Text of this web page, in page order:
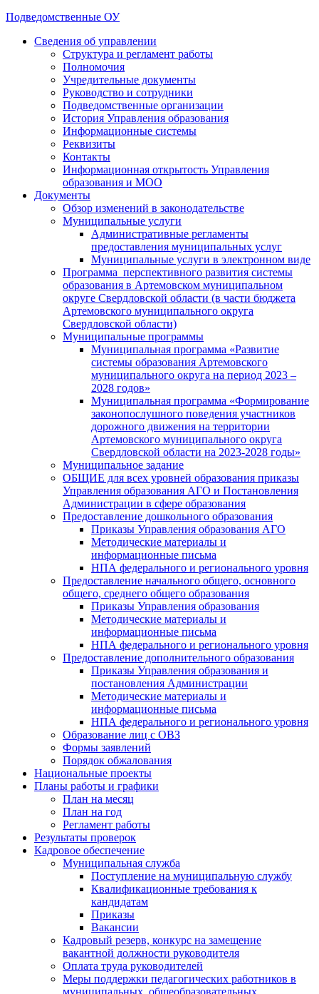
Подведомственные ОУ
Сведения об управлении
Структура и регламент работы
Полномочия
Учредительные документы
Руководство и сотрудники
Подведомственные организации
История Управления образования
Информационные системы
Реквизиты
Контакты
Информационная открытость Управления
образования и МОО
Документы
Обзор изменений в законодательстве
Муниципальные услуги
Административные регламенты
предоставления муниципальных услуг
Муниципальные услуги в электронном виде
Программа перспективного развития системы
образования в Артемовском муниципальном
округе Свердловской области (в части бюджета
Артемовского муниципального округа
Свердловской области)
Муниципальные программы
Муниципальная программа «Развитие
системы образования Артемовского
муниципального округа на период 2023 –
2028 годов»
Муниципальная программа «Формирование
законопослушного поведения участников
дорожного движения на территории
Артемовского муниципального округа
Свердловской области на 2023-2028 годы»
Муниципальное задание
ОБЩИЕ для всех уровней образования приказы
Управления образования АГО и Постановления
Администрации в сфере образования
Предоставление дошкольного образования
Приказы Управления образования АГО
Методические материалы и
информационные письма
НПА федерального и регионального уровня
Предоставление начального общего, основного
общего, среднего общего образования
Приказы Управления образования
Методические материалы и
информационные письма
НПА федерального и регионального уровня
Предоставление дополнительного образования
Приказы Управления образования и
постановления Администрации
Методические материалы и
информационные письма
НПА федерального и регионального уровня
Образование лиц с ОВЗ
Формы заявлений
Порядок обжалования
Национальные проекты
Планы работы и графики
План на месяц
План на год
Регламент работы
Результаты проверок
Кадровое обеспечение
Муниципальная служба
Поступление на муниципальную службу
Квалификационные требования к
кандидатам
Приказы
Вакансии
Кадровый резерв, конкурс на замещение
вакантной должности руководителя
Оплата труда руководителей
Меры поддержки педагогических работников в